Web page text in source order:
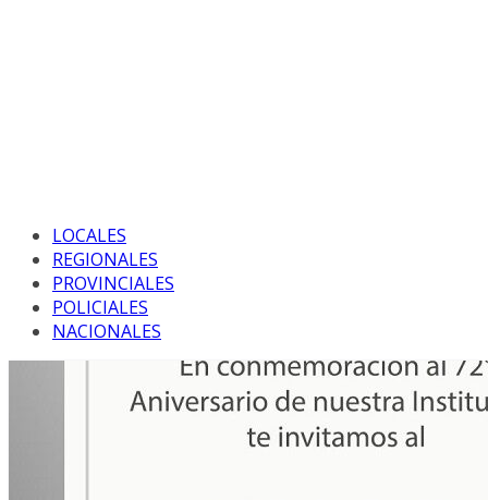
LOCALES
REGIONALES
PROVINCIALES
POLICIALES
NACIONALES